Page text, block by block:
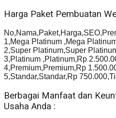
Harga Paket Pembuatan
1,Mega Platinum ,Mega
2,Super Platinum,Super
3,Platinum ,Platinum,Rp
4,Premium,Premium,Rp
5,Standar,Standar,Rp
Berbagai Manfaat dan
Usaha Anda :